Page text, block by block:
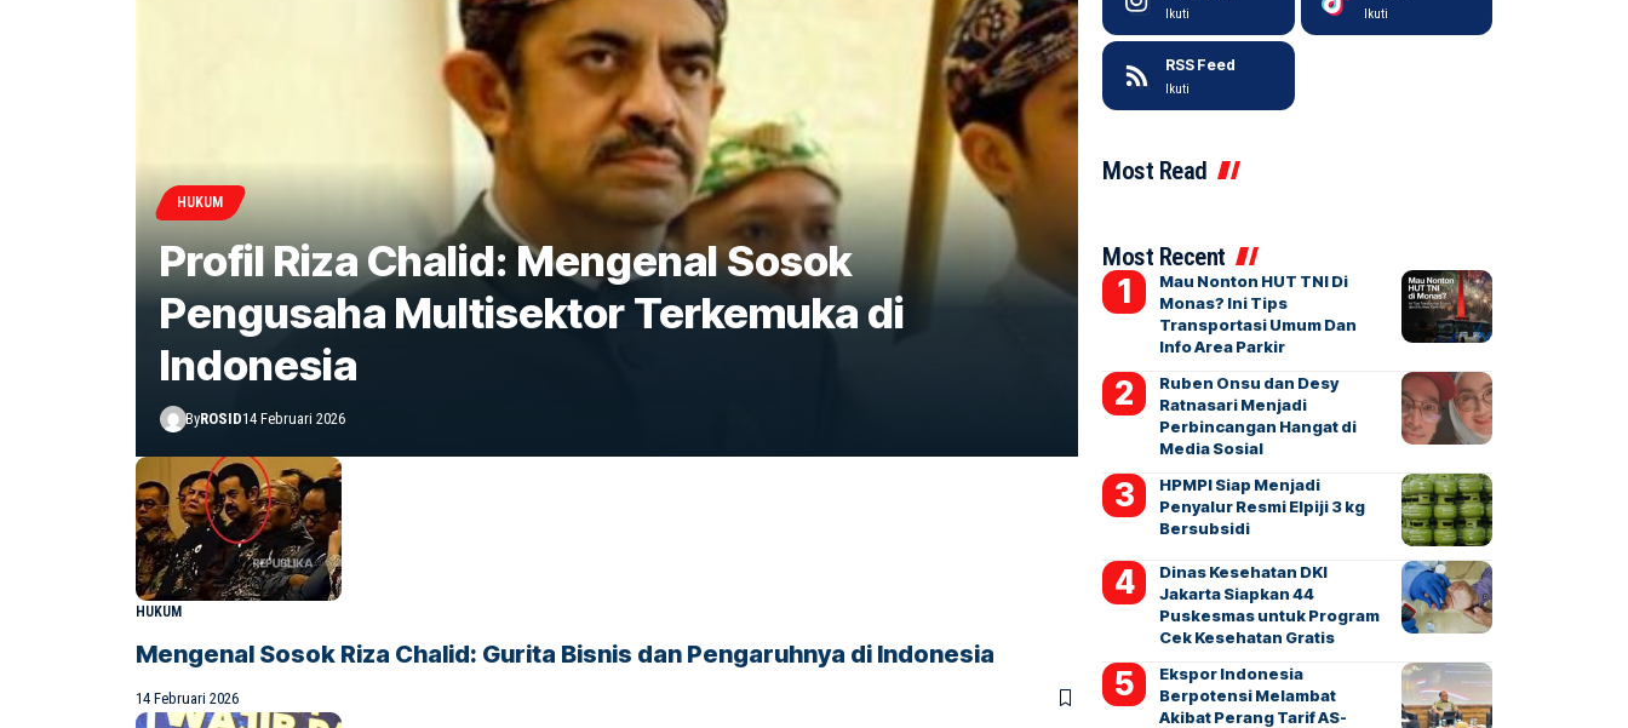
HUKUM
Profil Riza Chalid: Mengenal Sosok
Pengusaha Multisektor Terkemuka di
Indonesia
ByROSID14 Februari 2026
HUKUM
Mengenal Sosok Riza Chalid: Gurita Bisnis dan Pengaruhnya di Indonesia
14 Februari 2026
Ikuti Ikuti
RSS Feed
Ikuti
Most Read
Most Recent
Mau Nonton HUT TNI Di
Monas? Ini Tips
Transportasi Umum Dan
Info Area Parkir
Ruben Onsu dan Desy
Ratnasari Menjadi
Perbincangan Hangat di
Media Sosial
HPMPI Siap Menjadi
Penyalur Resmi Elpiji 3 kg
Bersubsidi
Dinas Kesehatan DKI
Jakarta Siapkan 44
Puskesmas untuk Program
Cek Kesehatan Gratis
Ekspor Indonesia
Berpotensi Melambat
Akibat Perang Tarif AS-